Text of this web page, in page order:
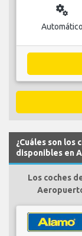
miscellaneous_services
Automático
¿Cuáles son los
disponibles en
Los coches